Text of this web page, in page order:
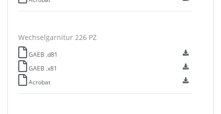
Wechselgarnitur 226 PZ
GAEB .d81
GAEB .x81
Acrobat